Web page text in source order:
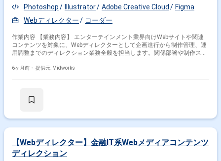
Photoshop
Illustrator Adobe Creative Cloud
Figma
Webディレクター
コーダー
作業内容 【業務内容】 エンターテインメント業界向けWebサイトや関連
コンテンツを対象に、Webディレクターとして企画進行から制作管理、運
用調整までのディレクション業務全般を担当します。関係部署や制作スタ
を意識したWebサイト運営を推進します。エンタメ業界特有のスピード感
後の運用および改善対応 【稼働日数】週5日 【リモート日数】週3日程度
6ヶ月前・ 提供元: Midworks
【Webディレクター】金融IT系Webメディアコンテンツ
ディレクション